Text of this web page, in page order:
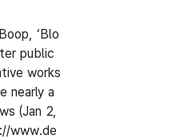
‘Blo
public
works
nearly a
(Jan 2,
www.de